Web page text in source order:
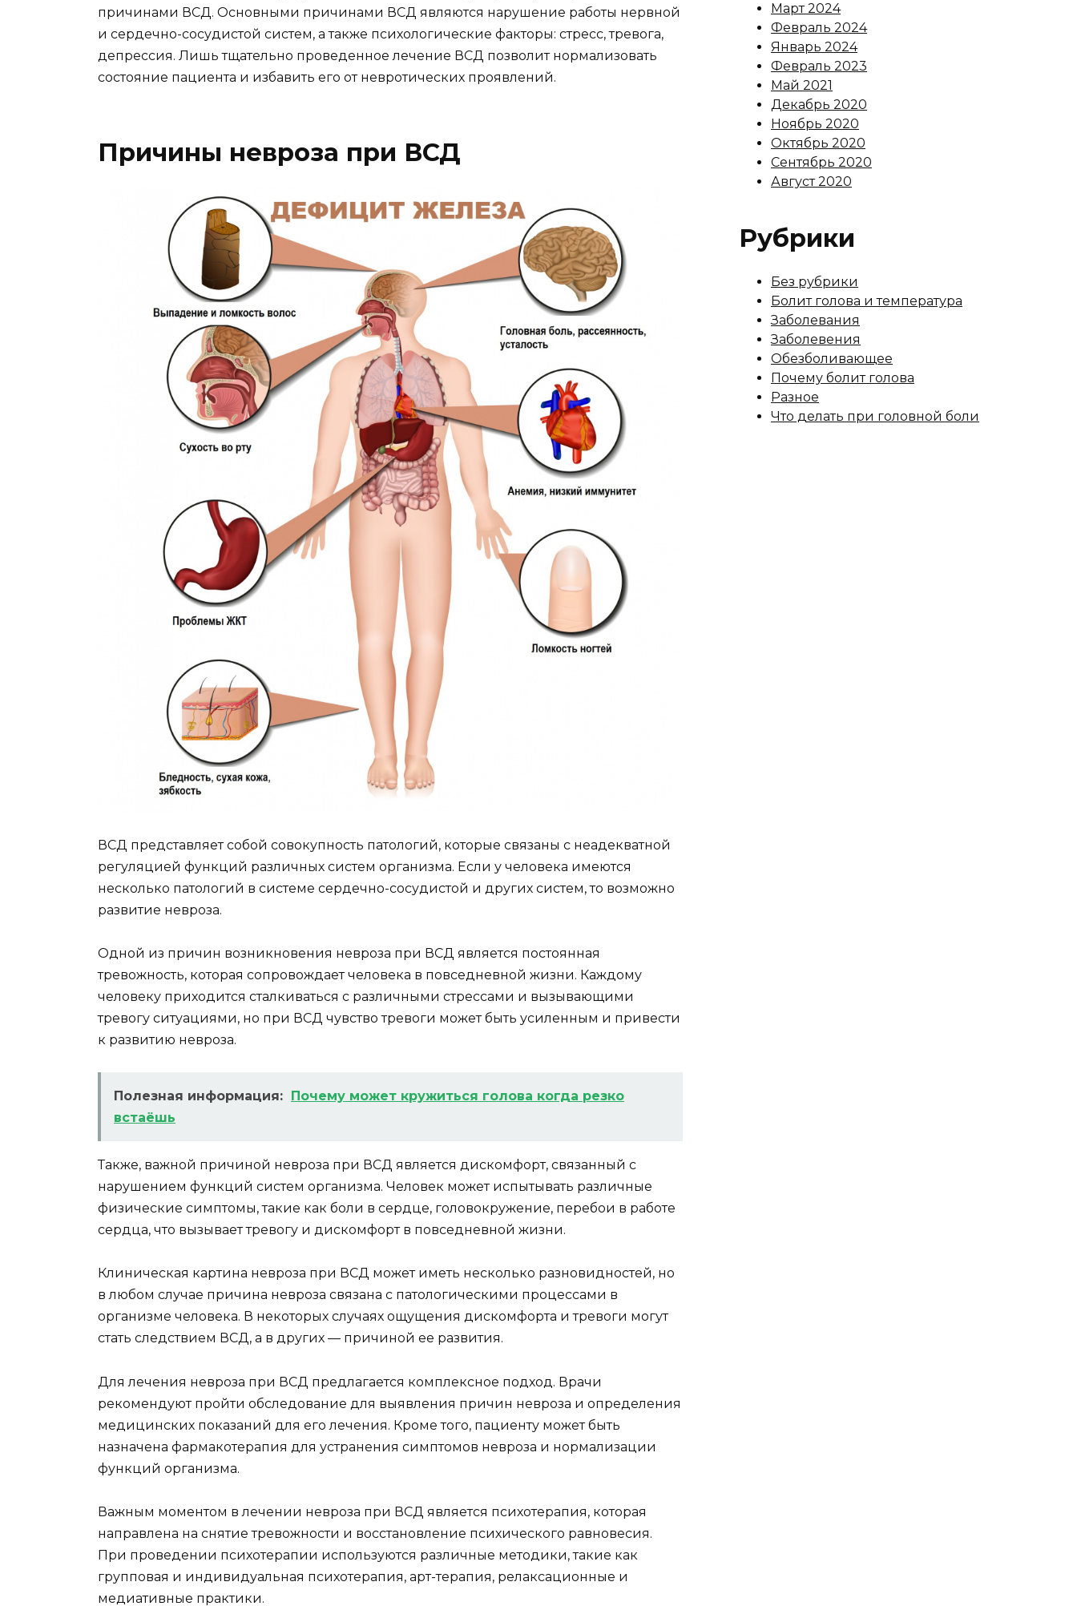
причинами ВСД. Основными причинами ВСД являются нарушение работы нервной
и сердечно-сосудистой систем, а также психологические факторы: стресс, тревога,
депрессия. Лишь тщательно проведенное лечение ВСД позволит нормализовать
состояние пациента и избавить его от невротических проявлений.
Причины невроза при ВСД
ВСД представляет собой совокупность патологий, которые связаны с неадекватной
регуляцией функций различных систем организма. Если у человека имеются
несколько патологий в системе сердечно-сосудистой и других систем, то возможно
развитие невроза.
Одной из причин возникновения невроза при ВСД является постоянная
тревожность, которая сопровождает человека в повседневной жизни. Каждому
человеку приходится сталкиваться с различными стрессами и вызывающими
тревогу ситуациями, но при ВСД чувство тревоги может быть усиленным и привести
к развитию невроза.
Полезная информация:
Почему может кружиться голова когда резко
встаёшь
Также, важной причиной невроза при ВСД является дискомфорт, связанный с
нарушением функций систем организма. Человек может испытывать различные
физические симптомы, такие как боли в сердце, головокружение, перебои в работе
сердца, что вызывает тревогу и дискомфорт в повседневной жизни.
Клиническая картина невроза при ВСД может иметь несколько разновидностей, но
в любом случае причина невроза связана с патологическими процессами в
организме человека. В некоторых случаях ощущения дискомфорта и тревоги могут
стать следствием ВСД, а в других — причиной ее развития.
Для лечения невроза при ВСД предлагается комплексное подход. Врачи
рекомендуют пройти обследование для выявления причин невроза и определения
медицинских показаний для его лечения. Кроме того, пациенту может быть
назначена фармакотерапия для устранения симптомов невроза и нормализации
функций организма.
Важным моментом в лечении невроза при ВСД является психотерапия, которая
направлена на снятие тревожности и восстановление психического равновесия.
При проведении психотерапии используются различные методики, такие как
групповая и индивидуальная психотерапия, арт-терапия, релаксационные и
медиативные практики.
Март 2024
Февраль 2024
Январь 2024
Февраль 2023
Май 2021
Декабрь 2020
Ноябрь 2020
Октябрь 2020
Сентябрь 2020
Август 2020
Рубрики
Без рубрики
Болит голова и температура
Заболевания
Заболевения
Обезболивающее
Почему болит голова
Разное
Что делать при головной боли